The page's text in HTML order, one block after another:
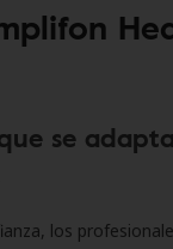
se
los